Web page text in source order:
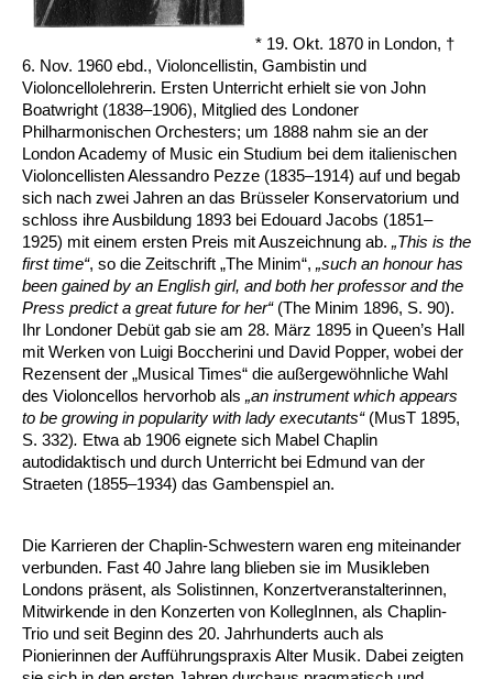
* 19. Okt. 1870 in London, †
6. Nov. 1960 ebd., Violoncellistin, Gambistin und
Violoncellolehrerin. Ersten Unterricht erhielt sie von John
Boatwright (1838–1906), Mitglied des Londoner
Philharmonischen Orchesters; um 1888 nahm sie an der
London Academy of Music ein Studium bei dem italienischen
Violoncellisten Alessandro Pezze (1835–1914) auf und begab
sich nach zwei Jahren an das Brüsseler Konservatorium und
schloss ihre Ausbildung 1893 bei Edouard Jacobs (1851–
1925) mit einem ersten Preis mit Auszeichnung ab. „This is the
first time“, so die Zeitschrift „The Minim“, „such an honour has
been gained by an English girl, and both her professor and the
Press predict a great future for her“(The Minim 1896, S. 90).
Ihr Londoner Debüt gab sie am 28. März 1895 in Queen’s Hall
mit Werken von Luigi Boccherini und David Popper, wobei der
Rezensent der „Musical Times“ die außergewöhnliche Wahl
des Violoncellos hervorhob als „an instrument which appears
to be growing in popularity with lady executants“ (MusT 1895,
S. 332). Etwa ab 1906 eignete sich Mabel Chaplin
autodidaktisch und durch Unterricht bei Edmund van der
Straeten (1855–1934) das Gambenspiel an.
Die Karrieren der Chaplin-Schwestern waren eng miteinander
verbunden. Fast 40 Jahre lang blieben sie im Musikleben
Londons präsent, als Solistinnen, Konzertveranstalterinnen,
Mitwirkende in den Konzerten von KollegInnen, als Chaplin-
Trio und seit Beginn des 20. Jahrhunderts auch als
Pionierinnen der Aufführungspraxis Alter Musik. Dabei zeigten